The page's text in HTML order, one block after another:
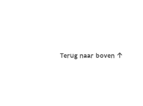
Terug naar boven